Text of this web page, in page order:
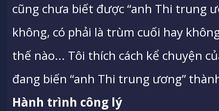
cũng chưa biết được “anh Thi trung
không, có phải là trùm cuối hay
thế nào... Tôi thích cách kể chuyện
đang biến “anh Thi trung ương”
Hành trình công lý